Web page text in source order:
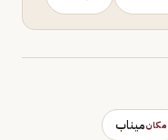
مكانميناب